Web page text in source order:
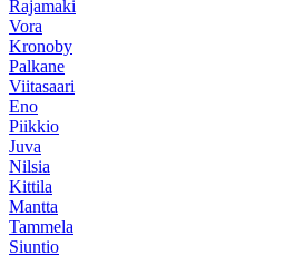
Rajamaki
Vora
Kronoby
Palkane
Viitasaari
Eno
Piikkio
Juva
Nilsia
Kittila
Mantta
Tammela
Siuntio